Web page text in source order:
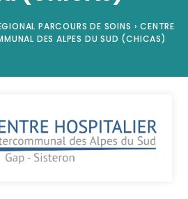
PARCOURS DE SOINS › CENTRE
DES ALPES DU SUD (CHICAS)